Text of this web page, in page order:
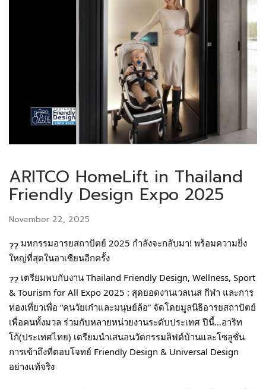
ARITCO HomeLift in Thailand
Friendly Design Expo 2025
November 22, 2025
มหกรรมอารยสถาปัตย์ 2025 กำลังจะกลับมา! พร้อมความยิ่ง
ใหญ่ที่สุดในอาเซียนอีกครั้ง
เตรียมพบกับงาน Thailand Friendly Design, Wellness, Sport
& Tourism for All Expo 2025 : สุดยอดงานเวลเนส กีฬา และการ
ท่องเที่ยวเพื่อ “คนวัยเก๋าและมนุษย์ล้อ” จัดโดยมูลนิธิอารยสถาปัตย์
เพื่อคนทั้งมวล ร่วมกับหลายหน่วยงานระดับประเทศ ปีนี้…อาริท
โก้(ประเทศไทย) เตรียมนำเสนอนวัตกรรมลิฟต์บ้านและโซลูชั่น
การเข้าถึงที่ตอบโจทย์ Friendly Design & Universal Design
อย่างแท้จริง